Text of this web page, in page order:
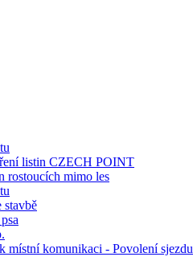
listin CZECH POINT
rostoucích mimo les
stavbě
místní komunikaci - Povolení sjezdu